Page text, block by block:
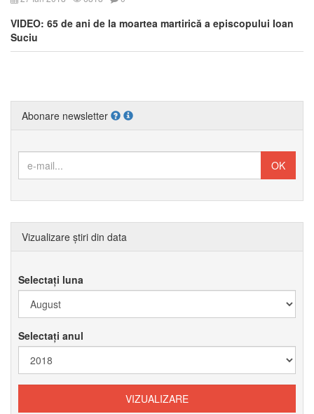
VIDEO: 65 de ani de la moartea martirică a episcopului Ioan
Suciu
Abonare newsletter
Vizualizare știri din data
Selectați luna
Selectați anul